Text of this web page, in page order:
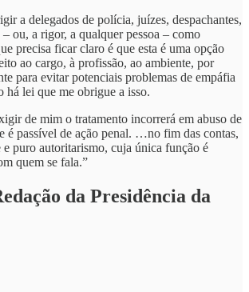
a delegados de polícia, juízes, despachantes,
ou, a rigor, a qualquer pessoa – como
precisa ficar claro é que esta é uma opção
ao cargo, à profissão, ao ambiente, por
para evitar potenciais problemas de empáfia
lei que me obrigue a isso.
de mim o tratamento incorrerá em abuso de
é passível de ação penal. …no fim das contas,
e puro autoritarismo, cuja única função é
quem se fala.”
da Presidência da